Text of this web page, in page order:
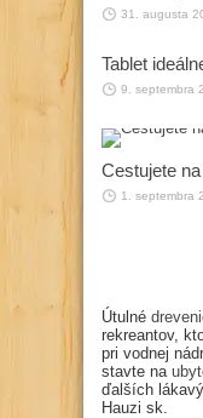
31. augusta
Tablet
9. septembra
Cestujete
1. septembra
Útulné
rekreantov,
pri vodnej
stavte na
ďalších
Hauzi sk.